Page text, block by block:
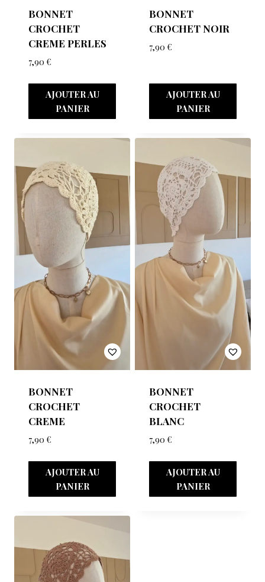
BONNET
CROCHET
CREME PERLES
7,90 €
AJOUTER AU
PANIER
BONNET
CROCHET NOIR
7,90 €
AJOUTER AU
PANIER
BONNET
CROCHET
CREME
7,90 €
AJOUTER AU
PANIER
BONNET
CROCHET
BLANC
7,90 €
AJOUTER AU
PANIER